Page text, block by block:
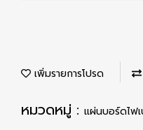
เพิ่มรายการโปรด
หมวดหมู่ : แผ่นบอร์ดไฟ